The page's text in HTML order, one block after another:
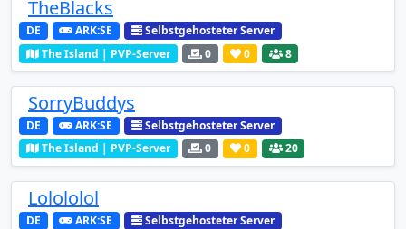
TheBlacks
DE ARK:SE
Selbstgehosteter Server
The Island | PVP-Server
0 0 8
SorryBuddys
DE ARK:SE
Selbstgehosteter Server
The Island | PVP-Server
0 0 20
Lolololol
DE ARK:SE
Selbstgehosteter Server